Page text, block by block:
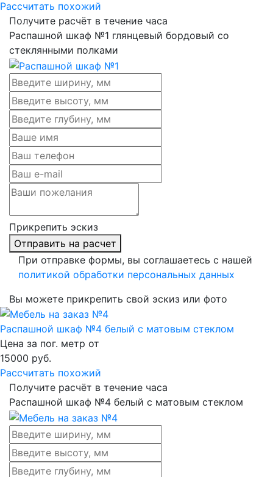
Рассчитать похожий
Получите расчёт в течение часа
Распашной шкаф №1 глянцевый бордовый со
стеклянными полками
Прикрепить эскиз
Отправить на расчет
При отправке формы, вы соглашаетесь с нашей
политикой обработки персональных данных
Вы можете прикрепить свой эскиз или фото
Распашной шкаф №4 белый с матовым стеклом
Цена за пог. метр от
15000 руб.
Рассчитать похожий
Получите расчёт в течение часа
Распашной шкаф №4 белый с матовым стеклом